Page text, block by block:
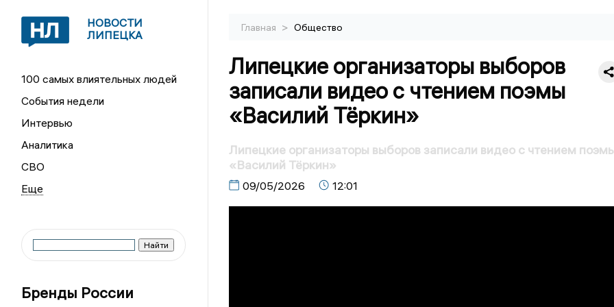
НОВОСТИ
ЛИПЕЦКА
100 самых влиятельных людей
События недели
Интервью
Аналитика
СВО
Бренды России
Главная > Общество
Липецкие организаторы выборов
записали видео с чтением поэмы
«Василий Тёркин»
Липецкие организаторы выборов записали видео с чтением
«Василий Тёркин»
09/05/2026 12:01